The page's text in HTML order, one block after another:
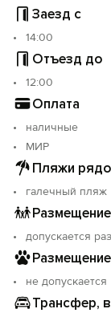
Заезд с
14:00
Отъезд до
12:00
Оплата
наличные
МИР
Пляжи
галечный пляж
допускается
не допускается
Трансфер,